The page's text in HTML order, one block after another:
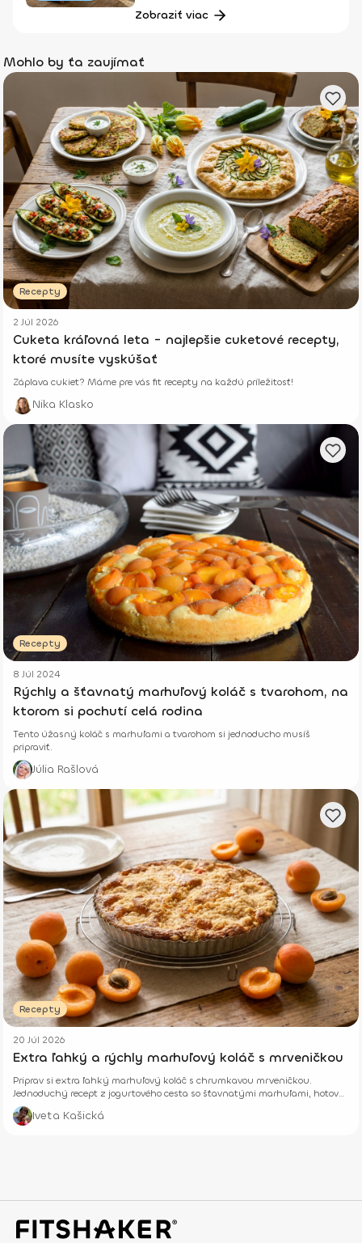
Zobraziť viac
Mohlo by ťa zaujímať
Recepty
2 Júl 2026
Cuketa kráľovná leta - najlepšie cuketové recepty,
ktoré musíte vyskúšať
Záplava cukiet? Máme pre vás fit recepty na každú príležitosť!
Nika Klasko
Recepty
8 Júl 2024
Rýchly a šťavnatý marhuľový koláč s tvarohom, na
ktorom si pochutí celá rodina
Tento úžasný koláč s marhuľami a tvarohom si jednoducho musíš
pripraviť.
Júlia Rašlová
Recepty
20 Júl 2026
Extra ľahký a rýchly marhuľový koláč s mrveničkou
Priprav si extra ľahký marhuľový koláč s chrumkavou mrveničkou.
Jednoduchý recept z jogurtového cesta so šťavnatými marhuľami, hotový
z pár surovín.
Iveta Kašická